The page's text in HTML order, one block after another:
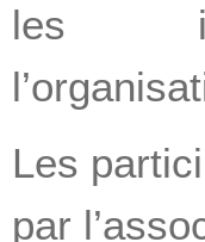
les
Les
par